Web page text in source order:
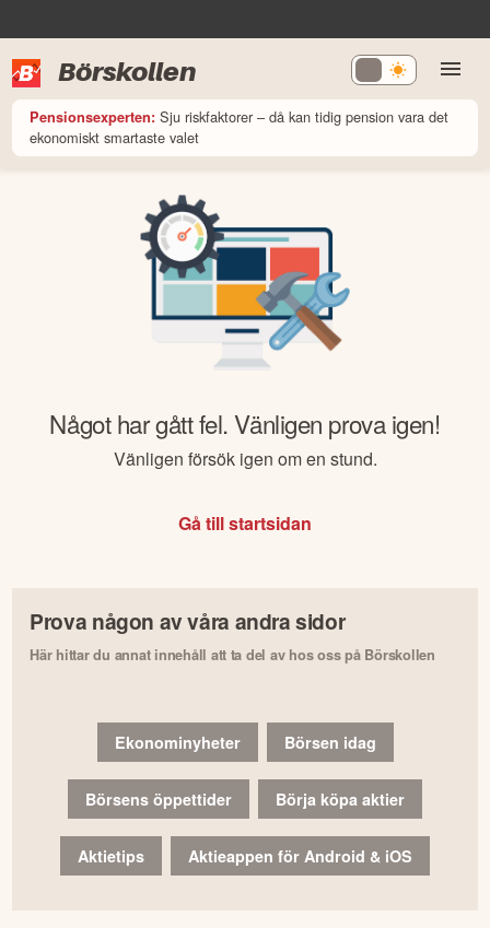
Börskollen
Pensionsexperten: Sju riskfaktorer – då kan tidig pension vara det
ekonomiskt smartaste valet
Något har gått fel. Vänligen prova igen!
Vänligen försök igen om en stund.
Gå till startsidan
Prova någon av våra andra sidor
Här hittar du annat innehåll att ta del av hos oss på Börskollen
Ekonominyheter Börsen idag
Börsens öppettider Börja köpa aktier
Aktietips Aktieappen för Android & iOS